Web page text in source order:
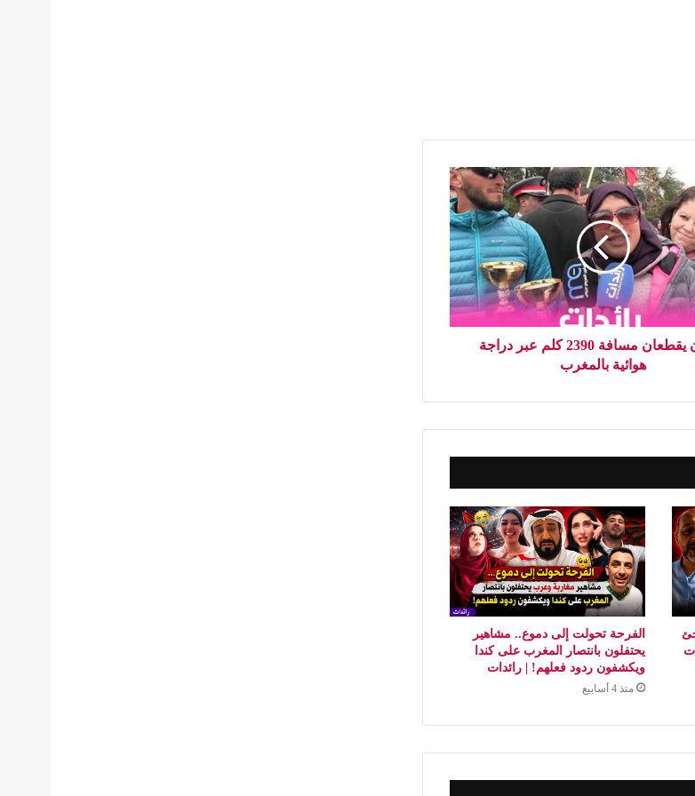
زوجان يقطعان مسافة 2390 كلم عبر دراجة
هوائية بالمغرب
مليارات
الفرحة تحولت إلى دموع.. مشاهير
يحتفلون بانتصار المغرب على كندا
ويكشفون ردود فعلهم! | رائدات
منذ 4 أسابيع